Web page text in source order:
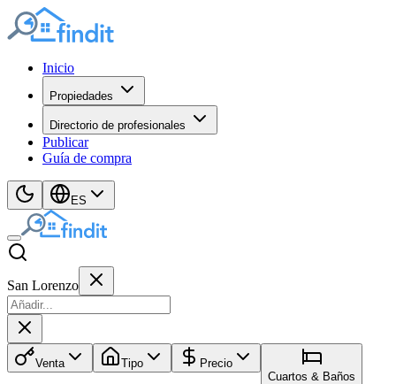
Inicio
Propiedades
Directorio de profesionales
Publicar
Guía de compra
ES
San Lorenzo
Venta Tipo
Precio
Cuartos & Baños